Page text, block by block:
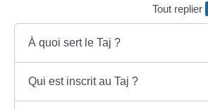
Tout replier
À quoi sert le Taj ?
Qui est inscrit au Taj ?